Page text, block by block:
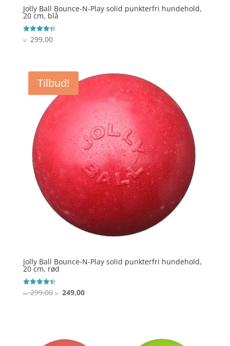
Jolly Ball Bounce-N-Play solid punkterfri hundehold,
20 cm, blå
Vurderet
4.3
kr.299,00
Tilbud!
Jolly Ball Bounce-N-Play solid punkterfri hundehold,
20 cm, rød
Vurderet
4.4
kr.299,00 Den
kr. 299,00.
kr.249,00Den